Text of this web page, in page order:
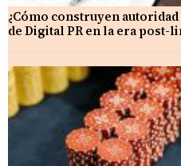
¿Cómo construyen
de Digital PR en la era post-